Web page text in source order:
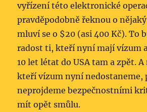
vyřízení této elektronické
pravděpodobně řeknou o
mluví se o $20 (asi 400 Kč). To
radost ti, kteří nyní mají vízum
10 let létat do USA tam a zpět.
kteří vízum nyní nedostaneme,
neprojdeme bezpečnostními
mít opět smůlu.